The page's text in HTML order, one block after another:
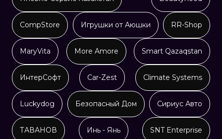
CompStore Игрушки от Аюшки RR-Shop
MaryVita More Amore Smart Qazaqstan
ИнтерСофт Car-Zest Climate Systems
Luckydog Безопасный Дом Сириус Авто
ТАВАНОВ Инь - Янь SNT Enterprise